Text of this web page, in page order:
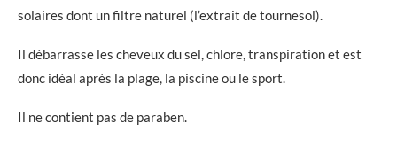
solaires dont un filtre naturel (l’extrait de tournesol).
Il débarrasse les cheveux du sel, chlore, transpiration et est
donc idéal après la plage, la piscine ou le sport.
Il ne contient pas de paraben.